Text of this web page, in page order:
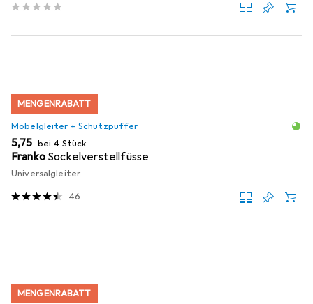
MENGENRABATT
Möbelgleiter + Schutzpuffer
EUR
5,75 bei 4 Stück
Franko Sockelverstellfüsse
Universalgleiter
46
MENGENRABATT